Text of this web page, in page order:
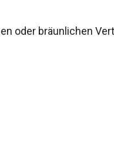
oder bräunlichen